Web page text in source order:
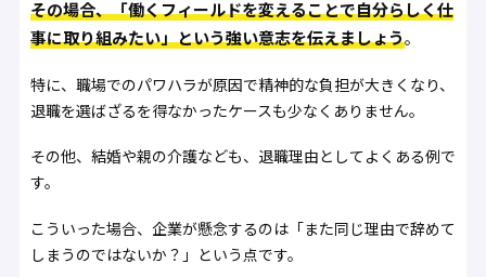
その場合、「働くフィールドを変えることで自分らしく仕
事に取り組みたい」という強い意志を伝えましょう。
特に、職場でのパワハラが原因で精神的な負担が大きくなり、
退職を選ばざるを得なかったケースも少なくありません。
その他、結婚や親の介護なども、退職理由としてよくある例で
す。
こういった場合、企業が懸念するのは「また同じ理由で辞めて
しまうのではないか？」という点です。